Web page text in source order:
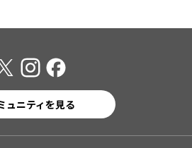
ュニティを見る